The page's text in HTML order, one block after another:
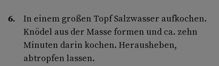
In einem großen Topf Salzwasser aufkochen.
Knödel aus der Masse formen und ca. zehn
Minuten darin kochen. Herausheben,
abtropfen lassen.